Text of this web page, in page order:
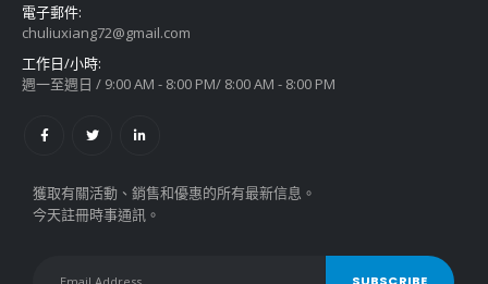
電子郵件:
chuliuxiang72@gmail.com
工作日/小時:
週一至週日 / 9:00 AM - 8:00 PM/ 8:00 AM - 8:00 PM
獲取有關活動、銷售和優惠的所有最新信息。
今天註冊時事通訊。